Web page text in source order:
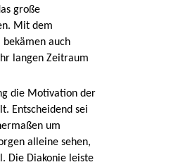
große
Mit dem
auch
langen Zeitraum
die Motivation der
Entscheidend sei
um
alleine sehen,
Die Diakonie leiste